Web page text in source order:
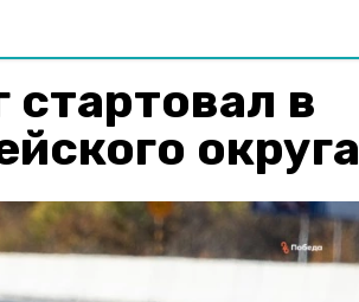
в
округа